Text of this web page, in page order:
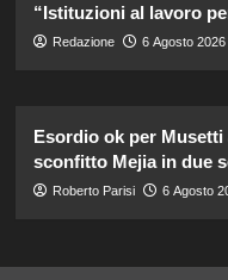
“Istituzioni al lavoro
Redazione 6 Agosto 2026
Esordio ok per
sconfitto Mejia in due
Roberto Parisi 6 Agosto